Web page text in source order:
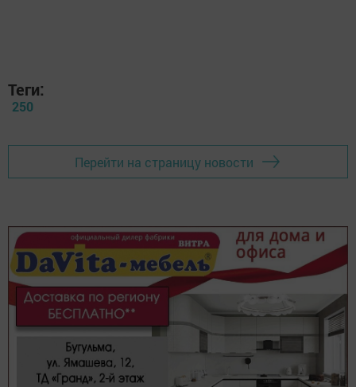
Теги:
250
Перейти на страницу новости